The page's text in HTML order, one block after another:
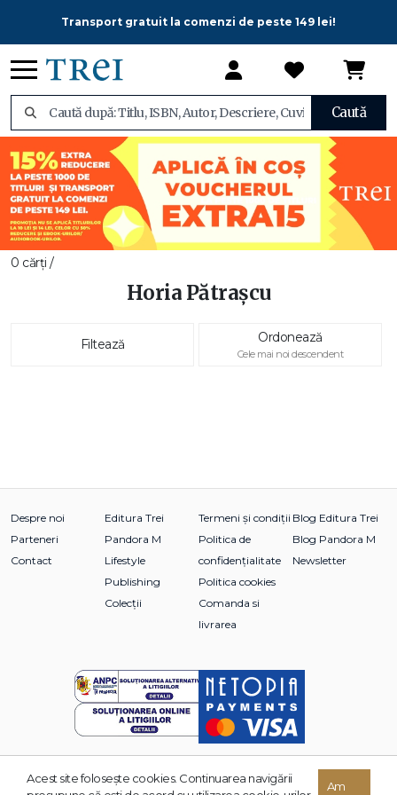
Transport gratuit la comenzi de peste 149 lei!
Caută
0 cărți /
Horia Pătraşcu
Filtează Ordonează
Cele mai noi descendent
Despre noi
Parteneri
Contact
Editura Trei
Pandora M
Lifestyle
Publishing
Colecții
Termeni și condiții
Politica de
confidențialitate
Politica cookies
Comanda si
livrarea
Blog Editura Trei
Blog Pandora M
Newsletter
© 2026 Grupul Editorial TREI. Toate drepturile rezervate.
Acest site foloseşte cookies. Continuarea navigării
Am